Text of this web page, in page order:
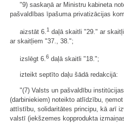
"9) saskaņā ar Ministru kabineta
pašvaldības īpašuma privatizācijas
aizstāt 6. 1 daļā skaitli "29." ar
ar skaitļiem "37., 38.";
izslēgt 6.6 daļā skaitli "18.";
izteikt septīto daļu šādā redakcijā:
"(7) Valsts un pašvaldību
(darbiniekiem) noteikto atlīdzību,
attīstību, solidaritātes principu, kā arī
valstī (iekšzemes kopprodukta